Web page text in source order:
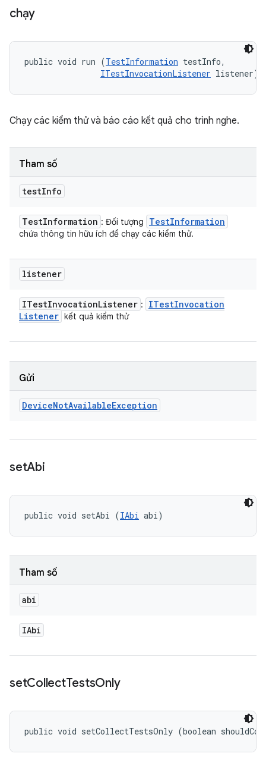
chạy
public void run (TestInformation testInfo,
ITestInvocationListener listener)
Chạy các kiểm thử và báo cáo kết quả cho trình nghe.
Tham số
testInfo
TestInformation : Đối tượng TestInformation
chứa thông tin hữu ích để chạy các kiểm thử.
listener
ITestInvocationListener : ITestInvocation
Listener kết quả kiểm thử
Gửi
DeviceNotAvailableException
setAbi
public void setAbi (IAbi abi)
Tham số
abi
IAbi
setCollectTestsOnly
public void setCollectTestsOnly (boolean